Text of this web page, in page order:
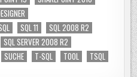
SQL 11
SQL 2008 R2
SQL SERVER 2008 R2
SUCHE T-SQL TOOL
TSQL